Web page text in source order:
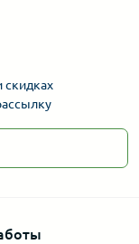
скидках